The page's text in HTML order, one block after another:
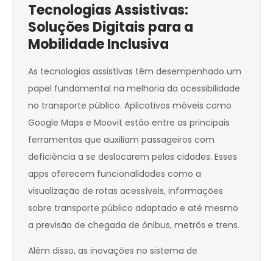
Tecnologias Assistivas:
Soluções Digitais para a
Mobilidade Inclusiva
As tecnologias assistivas têm desempenhado um
papel fundamental na melhoria da acessibilidade
no transporte público. Aplicativos móveis como
Google Maps e Moovit estão entre as principais
ferramentas que auxiliam passageiros com
deficiência a se deslocarem pelas cidades. Esses
apps oferecem funcionalidades como a
visualização de rotas acessíveis, informações
sobre transporte público adaptado e até mesmo
a previsão de chegada de ônibus, metrôs e trens.
Além disso, as inovações no sistema de